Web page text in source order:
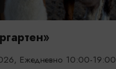
Ежедневно 10:00-19:00